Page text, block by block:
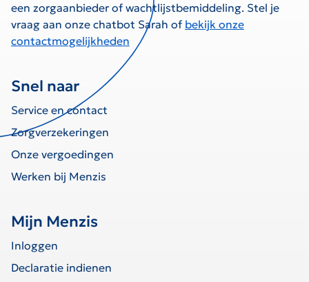
een zorgaanbieder of wachtlijstbemiddeling. Stel je
vraag aan onze chatbot Sarah of bekijk onze
contactmogelijkheden
Snel naar
Service en contact
Zorgverzekeringen
Onze vergoedingen
Werken bij Menzis
Mijn Menzis
Inloggen
Declaratie indienen